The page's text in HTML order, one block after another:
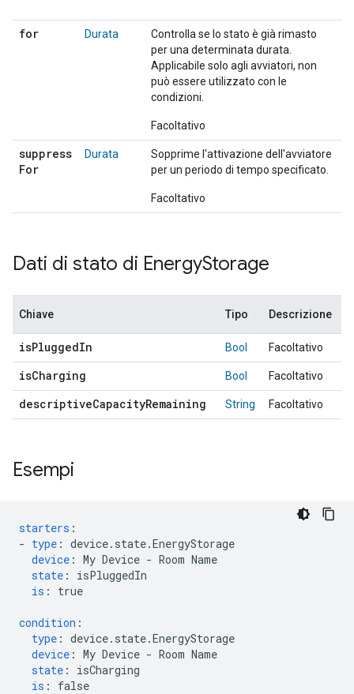
for Durata
Controlla se lo stato è già rimasto
per una determinata durata.
Applicabile solo agli avviatori, non
può essere utilizzato con le
condizioni.
Facoltativo
suppress
For
Durata
Sopprime l'attivazione dell'avviatore
per un periodo di tempo specificato.
Facoltativo
Dati di stato di EnergyStorage
Chiave Tipo Descrizione
isPluggedIn Bool Facoltativo
isCharging Bool Facoltativo
descriptiveCapacityRemaining String Facoltativo
Esempi
starters :
- type : device.state.EnergyStorage
device : My Device - Room Name
state :
isPluggedIn
is : true
condition :
type : device.state.EnergyStorage
device : My Device - Room Name
state :
isCharging
is : false